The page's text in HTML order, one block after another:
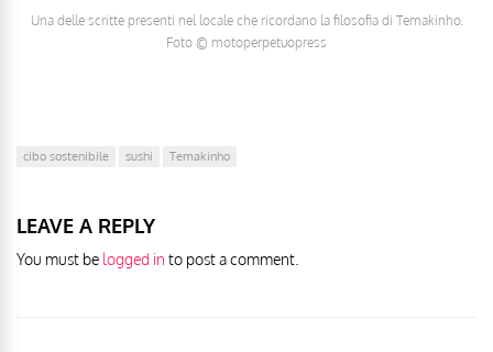
Una delle scritte presenti nel locale che ricordano la filosofia di Temakinho.
Foto © motoperpetuopress
cibo sostenibile sushi Temakinho
LEAVE A REPLY
You must be logged in to post a comment.